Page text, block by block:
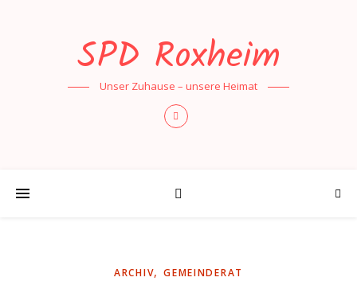
SPD Roxheim
Unser Zuhause – unsere Heimat
ARCHIV,GEMEINDERAT